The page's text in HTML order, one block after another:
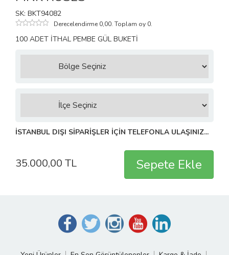
SK: BKT94082
Derecelendirme 0,00. Toplam oy 0.
100 ADET İTHAL PEMBE GÜL BUKETİ
İSTANBUL DIŞI SİPARİŞLER İÇİN TELEFONLA ULAŞINIZ...
35.000,00 TL